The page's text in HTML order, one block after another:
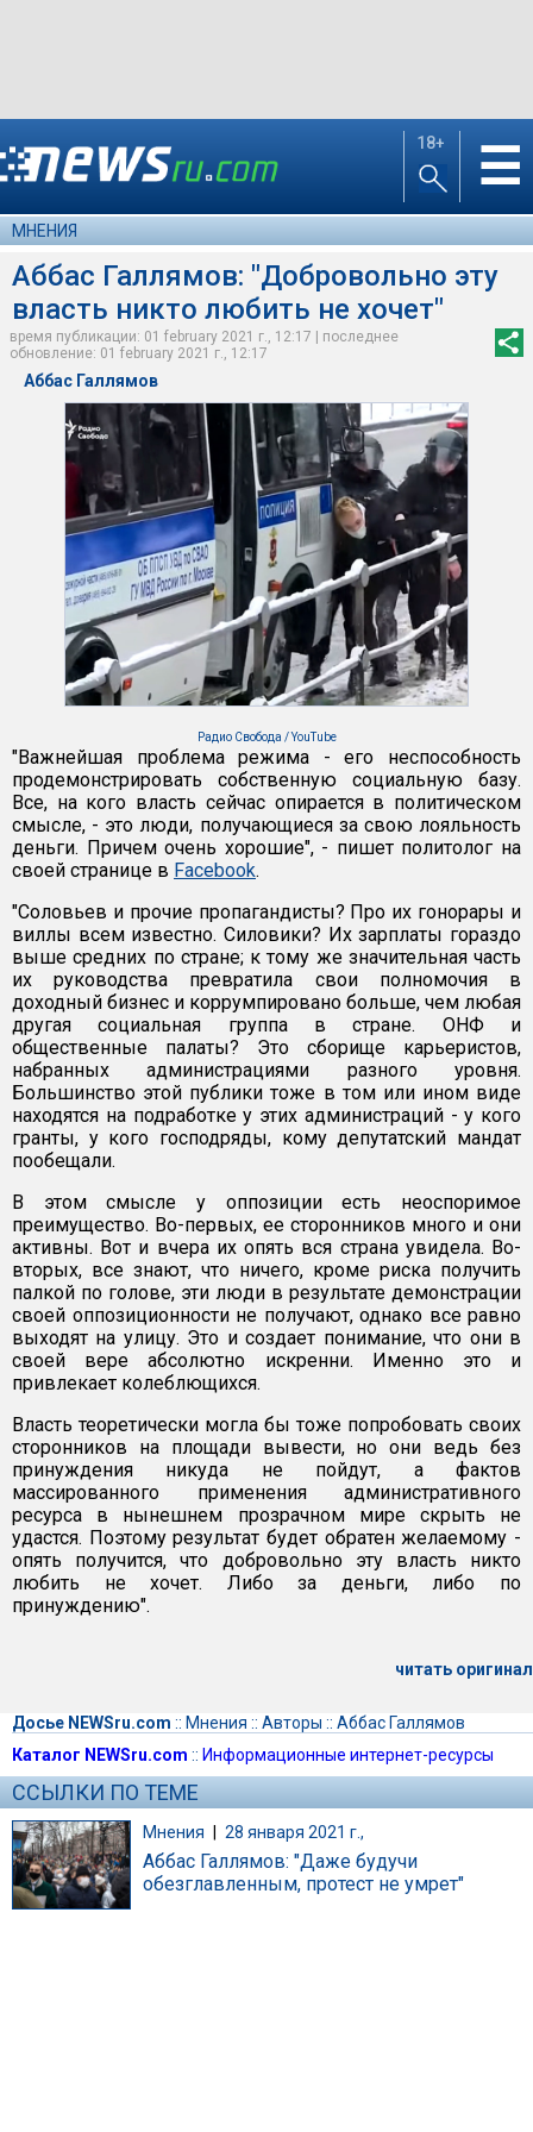
18+ ☰
МНЕНИЯ
Аббас Галлямов: "Добровольно эту
власть никто любить не хочет"
время публикации: 01 february 2021 г., 12:17 | последнее
обновление: 01 february 2021 г., 12:17
Аббас Галлямов
Радио Свобода / YouTube
"Важнейшая проблема режима - его неспособность
продемонстрировать собственную социальную базу.
Все, на кого власть сейчас опирается в политическом
смысле, - это люди, получающиеся за свою лояльность
деньги. Причем очень хорошие", - пишет политолог на
своей странице в Facebook.
"Соловьев и прочие пропагандисты? Про их гонорары и
виллы всем известно. Силовики? Их зарплаты гораздо
выше средних по стране; к тому же значительная часть
их руководства превратила свои полномочия в
доходный бизнес и коррумпировано больше, чем любая
другая социальная группа в стране. ОНФ и
общественные палаты? Это сборище карьеристов,
набранных администрациями разного уровня.
Большинство этой публики тоже в том или ином виде
находятся на подработке у этих администраций - у кого
гранты, у кого господряды, кому депутатский мандат
пообещали.
В этом смысле у оппозиции есть неоспоримое
преимущество. Во-первых, ее сторонников много и они
активны. Вот и вчера их опять вся страна увидела. Во-
вторых, все знают, что ничего, кроме риска получить
палкой по голове, эти люди в результате демонстрации
своей оппозиционности не получают, однако все равно
выходят на улицу. Это и создает понимание, что они в
своей вере абсолютно искренни. Именно это и
привлекает колеблющихся.
Власть теоретически могла бы тоже попробовать своих
сторонников на площади вывести, но они ведь без
принуждения никуда не пойдут, а фактов
массированного применения административного
ресурса в нынешнем прозрачном мире скрыть не
удастся. Поэтому результат будет обратен желаемому -
опять получится, что добровольно эту власть никто
любить не хочет. Либо за деньги, либо по
принуждению".
читать оригинал
Досье NEWSru.com :: Мнения :: Авторы :: Аббас Галлямов
Каталог NEWSru.com :: Информационные интернет-ресурсы
ССЫЛКИ ПО ТЕМЕ
Мнения | 28 января 2021 г.,
Аббас Галлямов: "Даже будучи
обезглавленным, протест не умрет"